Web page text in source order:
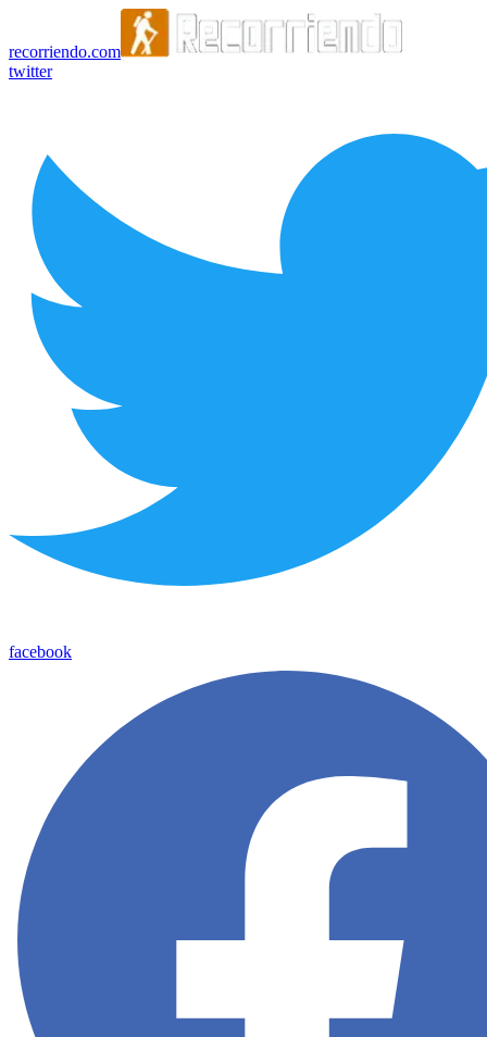
recorriendo.com
twitter
facebook